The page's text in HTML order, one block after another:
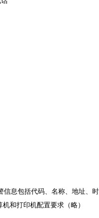
息包括代码、名称、地址、
和打印机配置要求（略）